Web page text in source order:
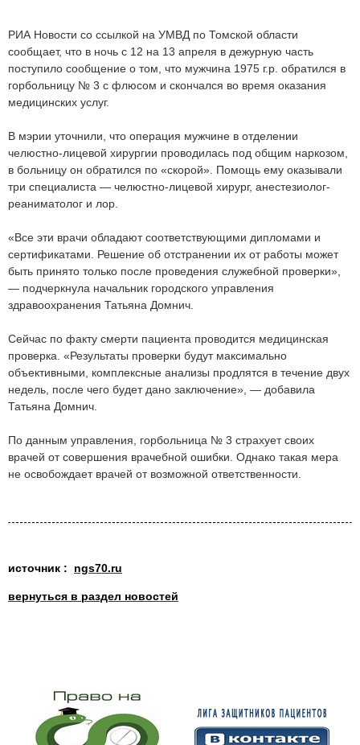
РИА Новости со ссылкой на УМВД по Томской области
сообщает, что в ночь с 12 на 13 апреля в дежурную часть
поступило сообщение о том, что мужчина 1975 г.р. обратился в
горбольницу № 3 с флюсом и скончался во время оказания
медицинских услуг.
В мэрии уточнили, что операция мужчине в отделении
челюстно-лицевой хирургии проводилась под общим наркозом,
в больницу он обратился по «скорой». Помощь ему оказывали
три специалиста — челюстно-лицевой хирург, анестезиолог-
реаниматолог и лор.
«Все эти врачи обладают соответствующими дипломами и
сертификатами. Решение об отстранении их от работы может
быть принято только после проведения служебной проверки»,
— подчеркнула начальник городского управления
здравоохранения Татьяна Домнич.
Сейчас по факту смерти пациента проводится медицинская
проверка. «Результаты проверки будут максимально
объективными, комплексные анализы продлятся в течение двух
недель, после чего будет дано заключение», — добавила
Татьяна Домнич.
По данным управления, горбольница № 3 страхует своих
врачей от совершения врачебной ошибки. Однако такая мера
не освобождает врачей от возможной ответственности.
источник : ngs70.ru
вернуться в раздел новостей